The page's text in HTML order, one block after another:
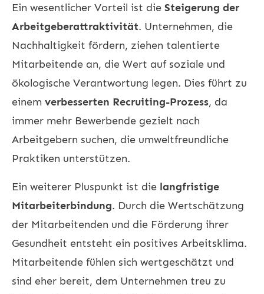
Ein wesentlicher Vorteil ist die Steigerung der
Arbeitgeberattraktivität. Unternehmen, die
Nachhaltigkeit fördern, ziehen talentierte
Mitarbeitende an, die Wert auf soziale und
ökologische Verantwortung legen. Dies führt zu
einem verbesserten Recruiting-Prozess, da
immer mehr Bewerbende gezielt nach
Arbeitgebern suchen, die umweltfreundliche
Praktiken unterstützen.
Ein weiterer Pluspunkt ist die langfristige
Mitarbeiterbindung. Durch die Wertschätzung
der Mitarbeitenden und die Förderung ihrer
Gesundheit entsteht ein positives Arbeitsklima.
Mitarbeitende fühlen sich wertgeschätzt und
sind eher bereit, dem Unternehmen treu zu